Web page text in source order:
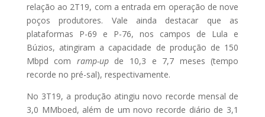
relação ao 2T19, com a entrada em operação de nove
poços produtores. Vale ainda destacar que as
plataformas P-69 e P-76, nos campos de Lula e
Búzios, atingiram a capacidade de produção de 150
Mbpd com ramp-upde 10,3 e 7,7 meses (tempo
recorde no pré-sal), respectivamente.
No 3T19, a produção atingiu novo recorde mensal de
3,0 MMboed, além de um novo recorde diário de 3,1